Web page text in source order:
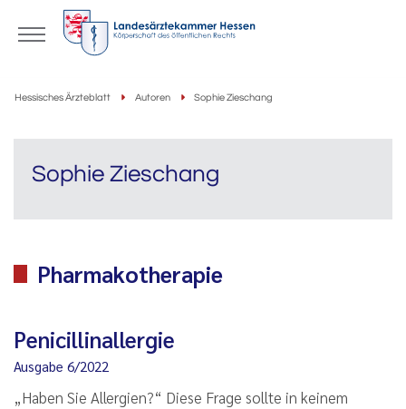
Hessisches Ärzteblatt Autoren Sophie Zieschang
Sophie Zieschang
Pharmakotherapie
Penicillinallergie
Ausgabe 6/2022
„Haben Sie Allergien?“ Diese Frage sollte in keinem